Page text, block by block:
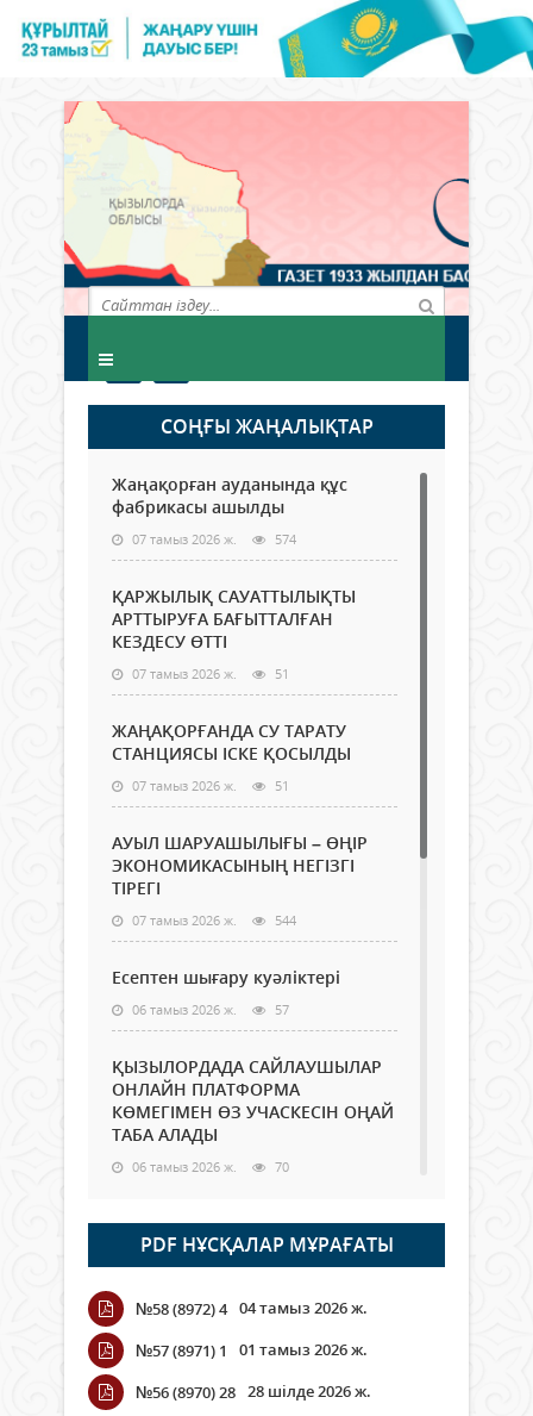
СОҢҒЫ ЖАҢАЛЫҚТАР
Жаңақорған ауданында құс
фабрикасы ашылды
07 тамыз 2026 ж. 574
ҚАРЖЫЛЫҚ САУАТТЫЛЫҚТЫ
АРТТЫРУҒА БАҒЫТТАЛҒАН
КЕЗДЕСУ ӨТТІ
07 тамыз 2026 ж. 51
ЖАҢАҚОРҒАНДА СУ ТАРАТУ
СТАНЦИЯСЫ ІСКЕ ҚОСЫЛДЫ
07 тамыз 2026 ж. 51
АУЫЛ ШАРУАШЫЛЫҒЫ – ӨҢІР
ЭКОНОМИКАСЫНЫҢ НЕГІЗГІ
ТІРЕГІ
07 тамыз 2026 ж. 544
Есептен шығару куәліктері
06 тамыз 2026 ж. 57
ҚЫЗЫЛОРДАДА САЙЛАУШЫЛАР
ОНЛАЙН ПЛАТФОРМА
КӨМЕГІМЕН ӨЗ УЧАСКЕСІН ОҢАЙ
ТАБА АЛАДЫ
06 тамыз 2026 ж. 70
Open Air: Қызылорда облысы
полиция департаменті 20
мыңнан астам көрерменнің
қауіпсіздігін қамтамасыз етті
06 тамыз 2026 ж.
Wi-Fi ҚАБЫРҒА АРҚЫЛЫ ҚАЛАЙ
ӨТЕДІ?
PDF НҰСҚАЛАР МҰРАҒАТЫ
№58 (8972) 4 04 тамыз 2026 ж.
№57 (8971) 1
01 тамыз 2026 ж.
№56 (8970) 28 28 шілде 2026 ж.